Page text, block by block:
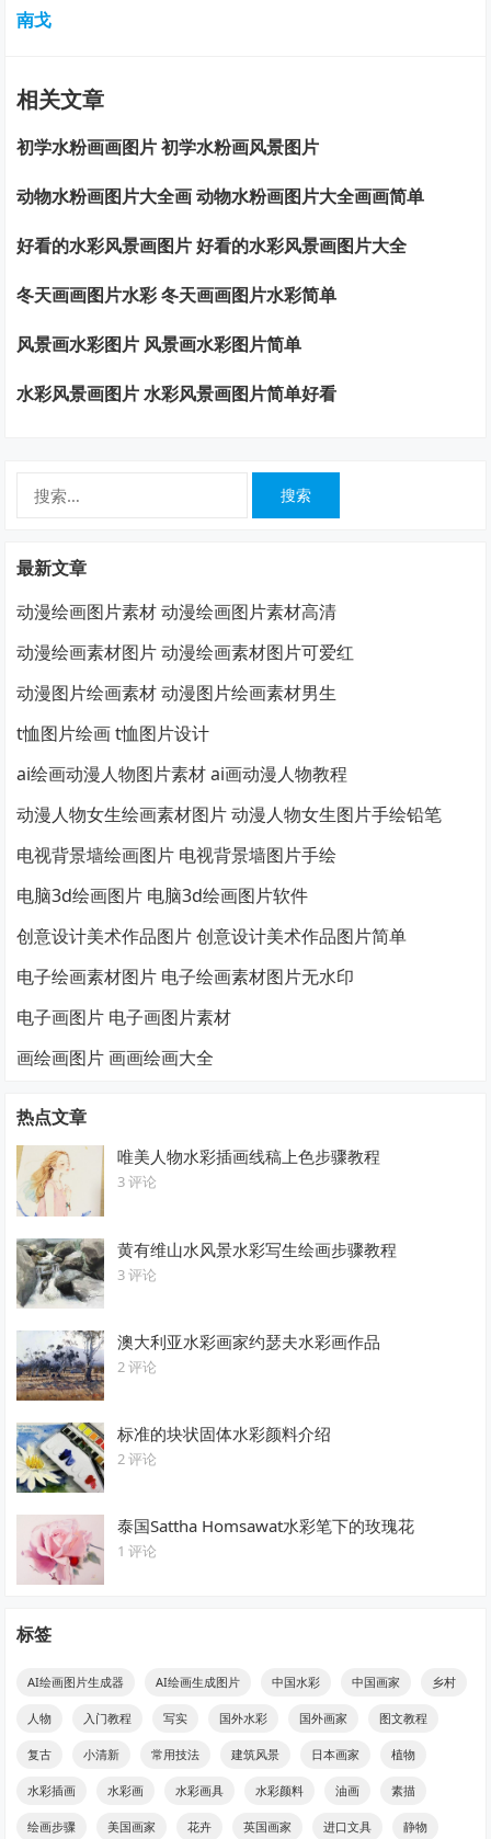
南戈
相关文章
初学水粉画画图片 初学水粉画风景图片
动物水粉画图片大全画 动物水粉画图片大全画画简单
好看的水彩风景画图片 好看的水彩风景画图片大全
冬天画画图片水彩 冬天画画图片水彩简单
风景画水彩图片 风景画水彩图片简单
水彩风景画图片 水彩风景画图片简单好看
最新文章
动漫绘画图片素材 动漫绘画图片素材高清
动漫绘画素材图片 动漫绘画素材图片可爱红
动漫图片绘画素材 动漫图片绘画素材男生
t恤图片绘画 t恤图片设计
ai绘画动漫人物图片素材 ai画动漫人物教程
动漫人物女生绘画素材图片 动漫人物女生图片手绘铅笔
电视背景墙绘画图片 电视背景墙图片手绘
电脑3d绘画图片 电脑3d绘画图片软件
创意设计美术作品图片 创意设计美术作品图片简单
电子绘画素材图片 电子绘画素材图片无水印
电子画图片 电子画图片素材
画绘画图片 画画绘画大全
热点文章
唯美人物水彩插画线稿上色步骤教程
3 评论
黄有维山水风景水彩写生绘画步骤教程
3 评论
澳大利亚水彩画家约瑟夫水彩画作品
2 评论
标准的块状固体水彩颜料介绍
2 评论
泰国Sattha Homsawat水彩笔下的玫瑰花
1 评论
标签
AI绘画图片生成器 AI绘画生成图片 中国水彩 中国画家 乡村
人物 入门教程 写实 国外水彩 国外画家 图文教程
复古 小清新 常用技法 建筑风景 日本画家 植物
水彩插画 水彩画 水彩画具 水彩颜料 油画 素描
绘画步骤 美国画家 花卉 英国画家 进口文具 静物